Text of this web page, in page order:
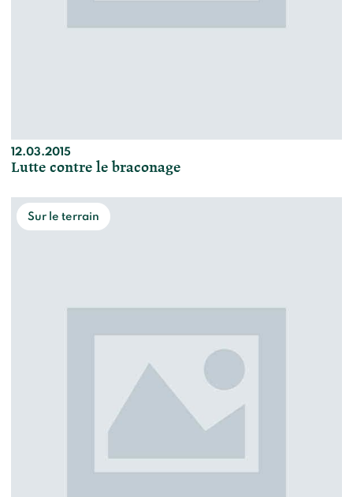
12.03.2015
Lutte contre le braconage
Sur le terrain